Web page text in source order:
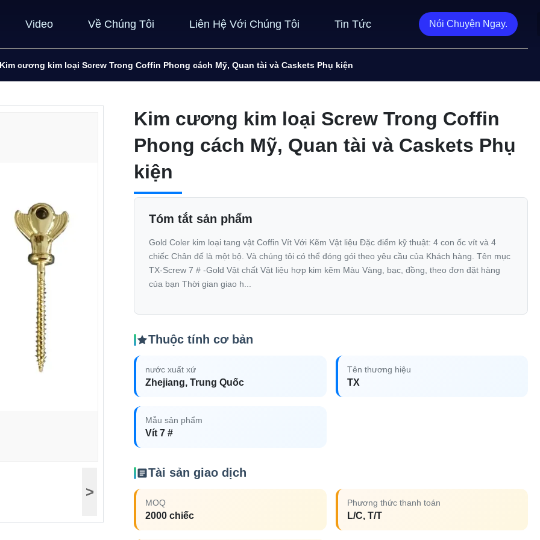
Video Về Chúng Tôi Liên Hệ Với Chúng Tôi Tin Tức Nói Chuyện Ngay.
Kim cương kim loại Screw Trong Coffin Phong cách Mỹ, Quan tài và Caskets Phụ kiện
>
Kim cương kim loại Screw Trong Coffin
Phong cách Mỹ, Quan tài và Caskets Phụ
kiện
Tóm tắt sản phẩm
Gold Coler kim loại tang vật Coffin Vít Với ​​Kẽm Vật liệu Đặc điểm kỹ thuật: 4 con ốc vít và 4
chiếc Chân đế là một bộ. Và chúng tôi có thể đóng gói theo yêu cầu của Khách hàng. Tên mục
TX-Screw 7 # -Gold Vật chất Vật liệu hợp kim kẽm Màu Vàng, bạc, đồng, theo đơn đặt hàng
của bạn Thời gian giao h...
Thuộc tính cơ bản
nước xuất xứ
Zhejiang, Trung Quốc
Tên thương hiệu
TX
Mẫu sản phẩm
Vít 7 #
Tài sản giao dịch
MOQ
2000 chiếc
Phương thức thanh toán
L/C, T/T